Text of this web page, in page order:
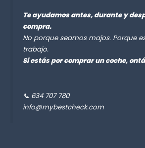
Te ayudamos antes, durante y
compra.
No porque seamos majos. Porque
trabajo.
Si estás por comprar un coche,
📞 634 707 780
info@mybestcheck.com